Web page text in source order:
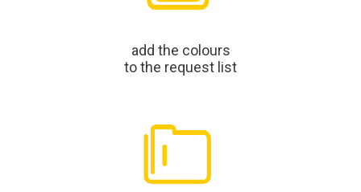
add the colours
to the request list